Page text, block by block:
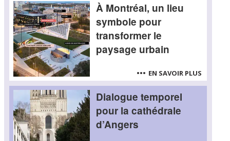
À Montréal, un lieu
symbole pour
transformer le
paysage urbain
EN SAVOIR PLUS
Dialogue temporel
pour la cathédrale
d’Angers